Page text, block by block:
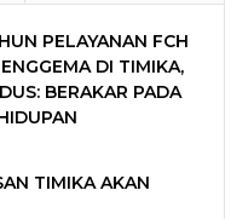
PELAYANAN FCH
DI TIMIKA,
BERAKAR PADA
TIMIKA AKAN